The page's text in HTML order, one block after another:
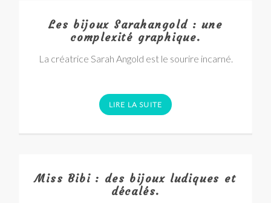
Les bijoux Sarahangold : une
complexité graphique.
La créatrice Sarah Angold est le sourire incarné.
LIRE LA SUITE
Miss Bibi : des bijoux ludiques et
décalés.